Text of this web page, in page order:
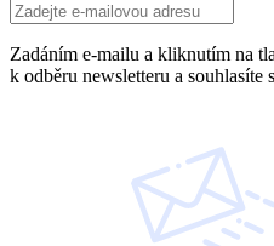
Zadáním e-mailu a kliknutím na
k odběru newsletteru a souhlasíte s